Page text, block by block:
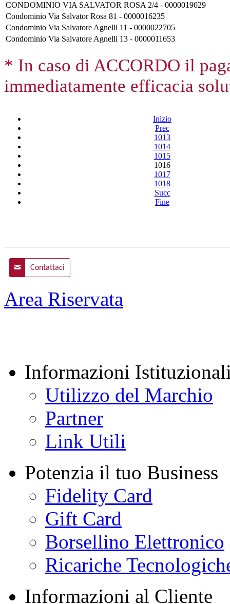
CONDOMINIO VIA SALVATOR ROSA 2/4 - 0000019029
Condominio Via Salvator Rosa 81 - 0000016235
Condominio Via Salvatore Agnelli 11 - 0000022705
Condominio Via Salvatore Agnelli 13 - 0000011653
* In caso di ACCORDO il
immediatamente efficacia
Inizio
Prec
1013
1014
1015
1016
1017
1018
Succ
Fine
Contattaci
Area Riservata
Informazioni
Utilizzo del Marchio
Partner
Link Utili
Potenzia il tuo Business
Fidelity Card
Gift Card
Borsellino Elettronico
Ricariche
Informazioni al Cliente